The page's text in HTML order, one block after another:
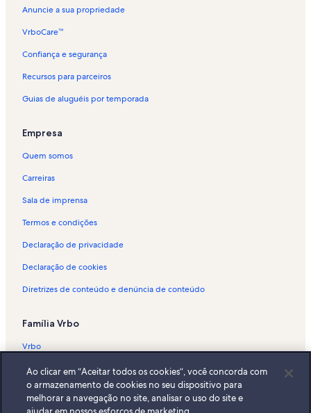
Aluguéis por temporada - Partenon
Aluguéis por temporada - Biblioteca Pública do Estado
Aluguéis por temporada - Praça Província de Shiga
Aluguéis por temporada - Petrópolis
Aluguéis por temporada - Praia de Belas
Aluguéis por temporada - Medianeira
Aluguéis por temporada - Mont'Serrat
Aço
Aluguéis por temporada - HCPA - Hospital de Clínicas de Porto
Aluguéis por temporada - Museu de Ciências do Colégio Americano
Aluguéis por temporada - Instituto de Cardiologia do Rio Grande do
Aluguéis por temporada - Planetário Prof. José Baptista Pereira
Aluguéis por temporada - Porto Alegre Country Club
Anuncie a sua propriedade
VrboCare™
Confiança e segurança
Recursos para parceiros
Guias de aluguéis por temporada
Empresa
Quem somos
Carreiras
Sala de imprensa
Termos e condições
Declaração de privacidade
Declaração de cookies
Diretrizes de conteúdo e denúncia de conteúdo
Família Vrbo
Vrbo
Abritel.fr
FeWo-direkt.de
Ao clicar em “Aceitar todos os cookies”, você concorda com
o armazenamento de cookies no seu dispositivo para
melhorar a navegação no site, analisar o uso do site e